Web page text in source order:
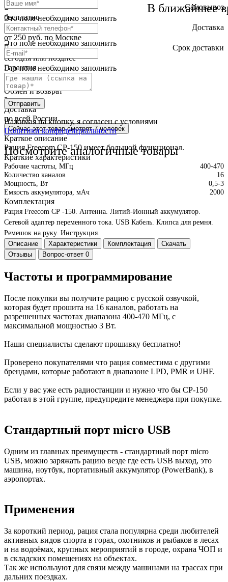
Это поле необходимо заполнить
Это поле необходимо заполнить
Это поле необходимо заполнить
Отправить
Нажимая на кнопку, я согласен с условиями
Политики конфиденциальности
Посмотрите аналогичные товары
В ближайшее
Самовывоз
бесплатно
Доставка
от 250 руб. по Москве
Cрок доставки
сегодня или позднее
Гарантия
12 месяца
Обмен и возврат
2 недели
Доставка
по всей России
Сейчас этот товарсмотрят 7 человек
Краткое описание
Рация Freecom CP-150 имеет большой функционал.
Краткие характеристики
Рабочие частоты, МГц
400-470
Количество каналов
16
Мощность, Вт
0,5-3
Емкость аккумулятора, мАч
2000
Комплектация
Рация Freecom СР -150. Антенна. Литий-Ионный аккумулятор.
Сетевой адаптер переменного тока. USB Кабель. Клипса для ремня.
Ремешок на руку. Инструкция.
Описание
Характеристики Комплектация
Скачать
Отзывы
Вопрос-ответ 0
Частоты и программирование
После покупки вы получите рацию с русской озвучкой,
которая будет прошита на 16 каналов, работать на
разрешенных частотах диапазона 400-470 МГц, с
максимальной мощностью 3 Вт.
Наши специалисты сделают прошивку бесплатно!
Проверено покупателями что рация совместима с другими
брендами, которые работают в диапазоне LPD, PMR и UHF.
Если у вас уже есть радиостанции и нужно что бы СР-150
работал в этой группе, предупредите менеджера при покупке.
Стандартный порт micro USB
Одним из главных преимуществ - стандартный порт micro
USB, можно заряжать рацию везде где есть USB выход, это
машина, ноутбук, портативный аккумулятор (PowerBank), в
аэропортах.
Применения
За короткий период, рация стала популярна среди любителей
активных видов спорта в горах, охотников и рыбаков в лесах
и на водоёмах, крупных мероприятий в городе, охрана ЧОП и
в складских помещениях на объектах.
Так же используют для связи между машинами на трассах при
дальних поездках.